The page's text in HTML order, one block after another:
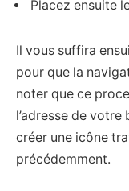
Placez ensuite
Il vous suffira
pour que la
noter que ce
l’adresse de
créer une icône
précédemment.